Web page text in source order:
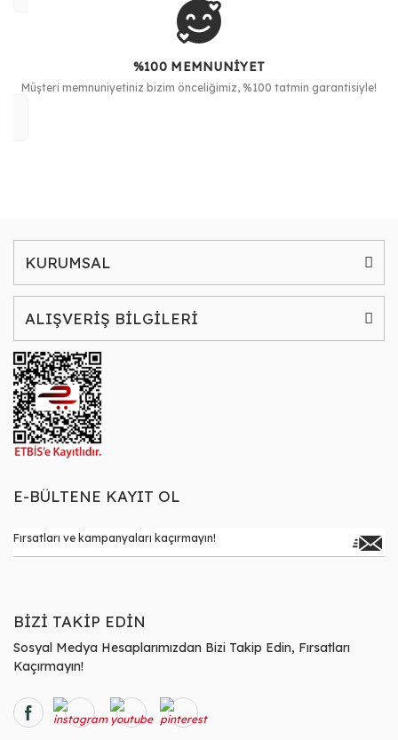
%100 MEMNUNİYET
Müşteri memnuniyetiniz bizim önceliğimiz, %100 tatmin garantisiyle!
KURUMSAL
ALIŞVERİŞ BİLGİLERİ
E-BÜLTENE KAYIT OL
BİZİ TAKİP EDİN
Sosyal Medya Hesaplarımızdan Bizi Takip Edin, Fırsatları
Kaçırmayın!